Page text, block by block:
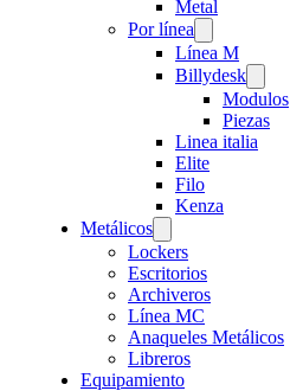
Metal
Por línea
Línea M
Billydesk
Modulos
Piezas
Linea italia
Elite
Filo
Kenza
Metálicos
Lockers
Escritorios
Archiveros
Línea MC
Anaqueles Metálicos
Libreros
Equipamiento